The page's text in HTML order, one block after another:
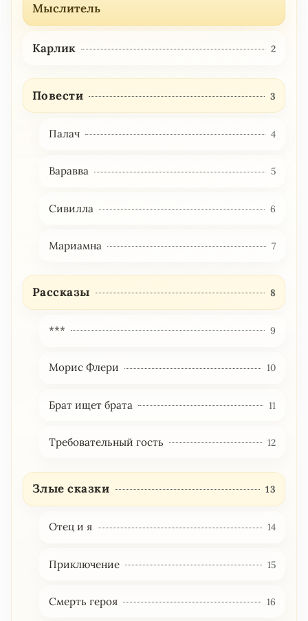
Мыслитель
Карлик 2
Повести 3
Палач 4
Варавва 5
Сивилла 6
Мариамна 7
Рассказы 8
*** 9
Морис Флери 10
Брат ищет брата 11
Требовательный гость 12
Злые сказки 13
Отец и я 14
Приключение 15
Смерть героя 16